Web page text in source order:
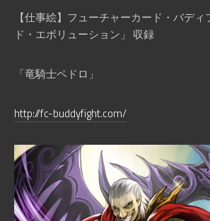
【仕事絵】フューチャーカード・バデ
ド・エボリューション」 収録
「竜騎士ペドロ」
http://fc-buddyfight.com/